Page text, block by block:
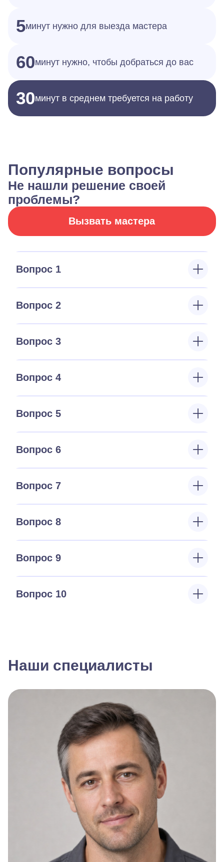
5минут нужно для выезда мастера
60минут нужно, чтобы добраться до вас
30минут в среднем требуется на работу
Популярные вопросы
Не нашли решение своей
проблемы?
Вызвать мастера
Вопрос 1
Вопрос 2
Вопрос 3
Вопрос 4
Вопрос 5
Вопрос 6
Вопрос 7
Вопрос 8
Вопрос 9
Вопрос 10
Наши специалисты